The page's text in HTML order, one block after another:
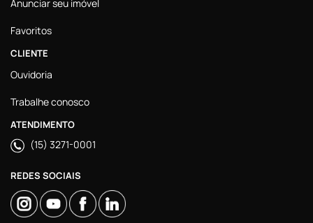
Anunciar seu imóvel
Favoritos
CLIENTE
Ouvidoria
Trabalhe conosco
ATENDIMENTO
(15) 3271-0001
REDES SOCIAIS